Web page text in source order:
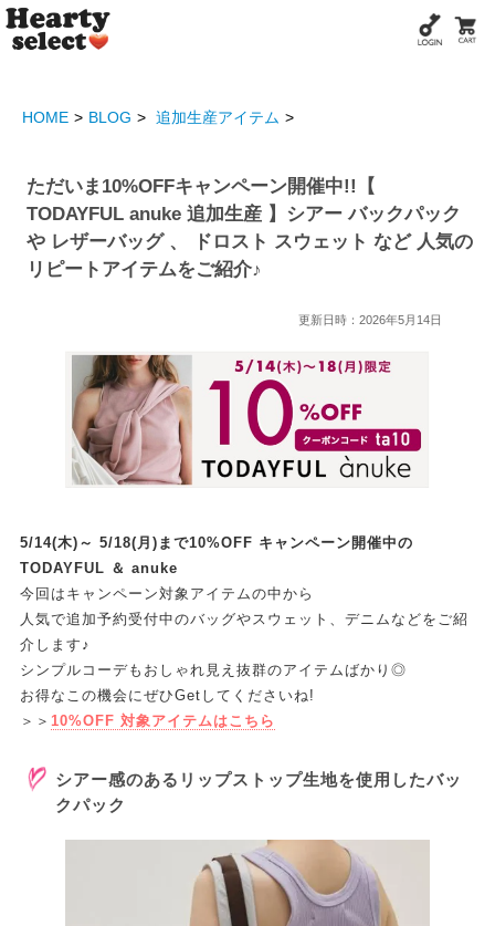
HOME BLOG 追加生産アイテム
ただいま10%OFFキャンペーン開催中!!【
TODAYFUL anuke 追加生産 】シアー バックパック
や レザーバッグ 、 ドロスト スウェット など 人気の
リピートアイテムをご紹介♪
更新日時：2026年5月14日
5/14(木)～ 5/18(月)まで10%OFF キャンペーン開催中の
TODAYFUL ＆ anuke
今回はキャンペーン対象アイテムの中から
人気で追加予約受付中のバッグやスウェット、デニムなどをご紹
介します♪
シンプルコーデもおしゃれ見え抜群のアイテムばかり◎
お得なこの機会にぜひGetしてくださいね!
＞＞ 10%OFF 対象アイテムはこちら
シアー感のあるリップストップ生地を使用したバッ
クパック